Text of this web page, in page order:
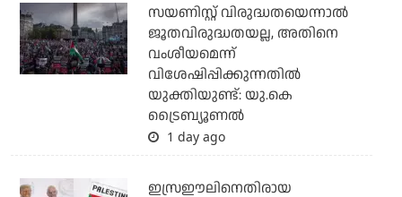
സയണിസ്റ്റ് വിരുദ്ധതയെന്നാല്‍
ജൂതവിരുദ്ധതയല്ല, അതിനെ
വംശീയമെന്ന്
വിശേഷിപ്പിക്കുന്നതില്‍
യുക്തിയുണ്ട്: യു.കെ
ട്രൈബ്യൂണല്‍
1 day ago
ഇസ്രഈലിനെതിരായ